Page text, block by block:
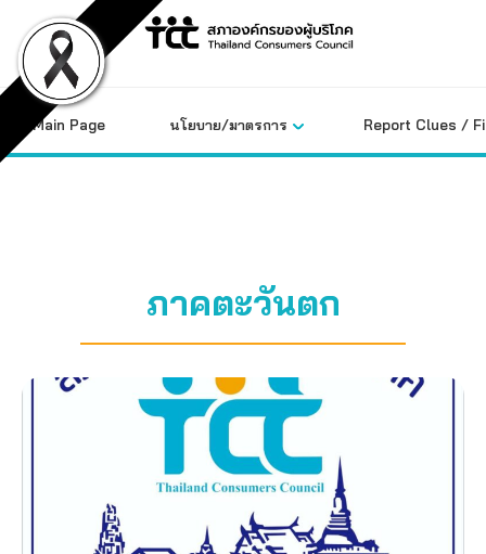
content
Main Page นโยบาย/มาตรการ Report Clues /
ภาคตะวันตก